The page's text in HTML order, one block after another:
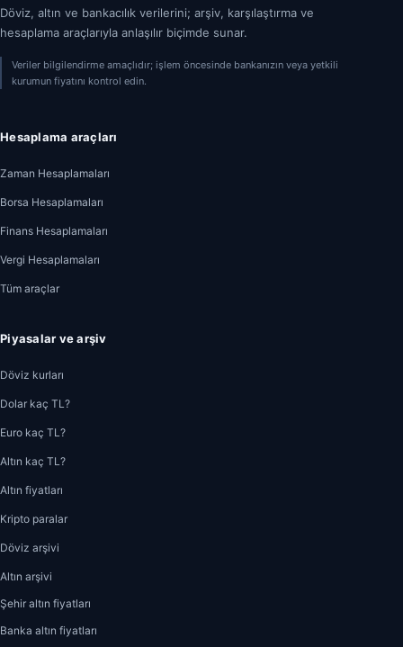
Döviz, altın ve bankacılık verilerini; arşiv, karşılaştırma ve
hesaplama araçlarıyla anlaşılır biçimde sunar.
Veriler bilgilendirme amaçlıdır; işlem öncesinde bankanızın veya yetkili
kurumun fiyatını kontrol edin.
Hesaplama araçları
Zaman Hesaplamaları
Borsa Hesaplamaları
Finans Hesaplamaları
Vergi Hesaplamaları
Tüm araçlar
Piyasalar ve arşiv
Döviz kurları
Dolar kaç TL?
Euro kaç TL?
Altın kaç TL?
Altın fiyatları
Kripto paralar
Döviz arşivi
Altın arşivi
Şehir altın fiyatları
Banka altın fiyatları